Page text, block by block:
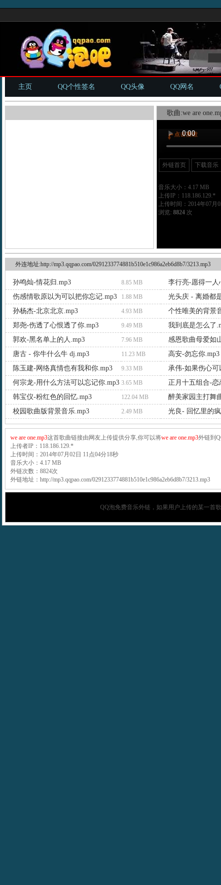
主页 QQ个性签名 QQ头像 QQ网名
歌曲:we are
外链首页 下载音乐
音乐大小：4.17 MB
上传IP：118.186.129.*
上传时间：2014年07月
浏览: 8824次
外连地址:http://mp3.qqpao.com/0291233774881b510e1c986a2eb6d8b7/3213.mp3
孙鸣灿-情花归.mp3 8.85 MB
李行亮-愿得一人
伤感情歌原以为可以把你忘记.mp3
1.88 MB
光头庆 - 离婚都
孙杨杰-北京北京.mp3
4.93 MB
个性唯美的背景
郑尧-伤透了心恨透了你.mp3
9.49 MB
我到底是怎么了
郭欢-黑名单上的人.mp3
7.96 MB
感恩歌曲母爱如
唐古 - 你牛什么牛 dj.mp3
11.23 MB
高安-勿忘你.mp3
陈玉建-网络真情也有我和你.mp3
9.33 MB
承伟-如果伤心可
何宗龙-用什么方法可以忘记你.mp3 3.65 MB
正月十五组合-恋
韩宝仪-粉红色的回忆.mp3
122.04 MB
醉美家园主打舞
校园歌曲版背景音乐.mp3
2.49 MB 光良- 回忆里的
we are one.mp3这首歌曲链接由网友上传提供分享,你可以将we are one.mp3外链到
上传者IP：118.186.129.*
上传时间：2014年07月02日 11点04分18秒
音乐大小：4.17 MB
外链次数：8824次
外链地址：http://mp3.qqpao.com/0291233774881b510e1c986a2eb6d8b7/3213.mp3
QQ泡免费音乐外链，如果用户上传的某一首